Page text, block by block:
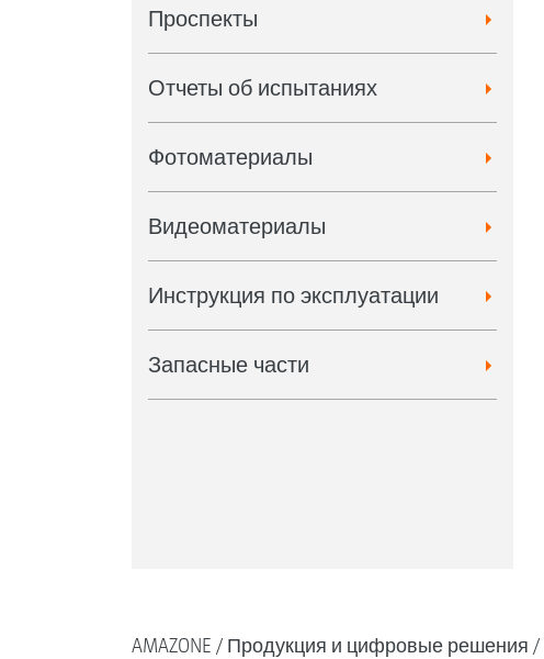
Проспекты
Отчеты об испытаниях
Фотоматериалы
Видеоматериалы
Инструкция по эксплуатации
Запасные части
AMAZONE Продукция и цифровые решения